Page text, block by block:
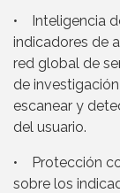
• Inteligencia
indicadores de
red global de
de
escanear y
del usuario.
• Protección
sobre los